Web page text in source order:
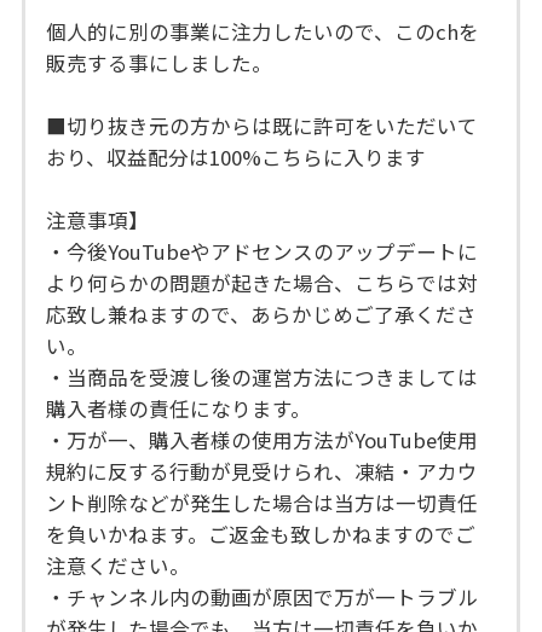
個人的に別の事業に注力したいので、このchを
販売する事にしました。
■切り抜き元の方からは既に許可をいただいて
おり、収益配分は100%こちらに入ります
注意事項】
・今後YouTubeやアドセンスのアップデートに
より何らかの問題が起きた場合、こちらでは対
応致し兼ねますので、あらかじめご了承くださ
い。
・当商品を受渡し後の運営方法につきましては
購入者様の責任になります。
・万が一、購入者様の使用方法がYouTube使用
規約に反する行動が見受けられ、凍結・アカウ
ント削除などが発生した場合は当方は一切責任
を負いかねます。ご返金も致しかねますのでご
注意ください。
・チャンネル内の動画が原因で万が一トラブル